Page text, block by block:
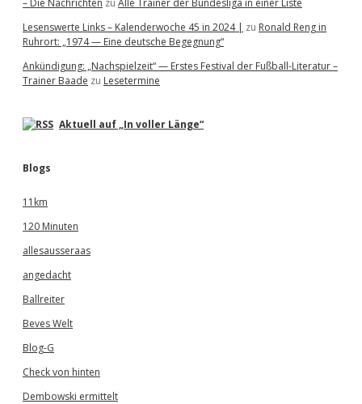
Lesenswerte Links – Kalenderwoche 45 in 2024 | zu Ronald Reng in
Ruhrort: „1974 — Eine deutsche Begegnung“
Ankündigung: „Nachspielzeit“ — Erstes Festival der Fußball-Literatur –
Trainer Baade zu Lesetermine
Aktuell auf „In voller Länge“
Blogs
11km
120 Minuten
allesausseraas
angedacht
Ballreiter
Beves Welt
Blog-G
Check von hinten
Dembowski ermittelt